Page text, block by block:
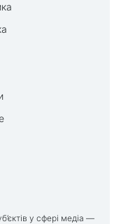
у сфері медіа —